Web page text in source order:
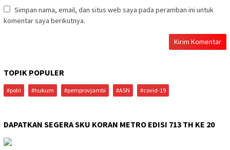
Simpan nama, email, dan situs web saya pada peramban ini untuk
komentar saya berikutnya.
TOPIK POPULER
#polri #hukum #pemprovjambi #ASN #covid-19
DAPATKAN SEGERA SKU KORAN METRO EDISI 713 TH KE 20